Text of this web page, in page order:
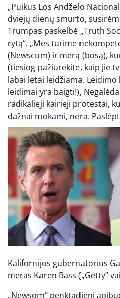
„Puikus Los Andželo
dviejų dienų smurto,
Trumpas paskelbė „Truth
rytą“. „Mes turime
(Newscum) ir merą (bosą),
(tiesiog pažiūrėkite, kaip jie
labai lėtai leidžiama.
leidimai yra baigti!),
radikalieji kairieji protestai,
dažnai mokami, nėra.
Kalifornijos gubernatorius
meras Karen Bass („Getty“
„Newsom“ penktadienį